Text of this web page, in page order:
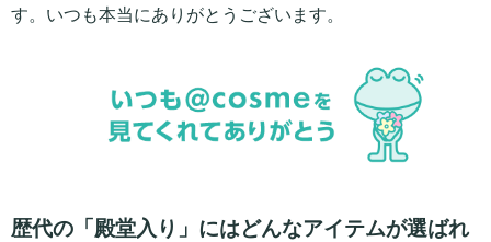
す。いつも本当にありがとうございます。
歴代の「殿堂入り」にはどんなアイテムが選ばれ